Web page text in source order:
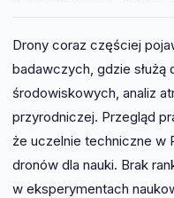
Drony coraz częściej
badawczych, gdzie służą
środowiskowych, analiz
przyrodniczej. Przegląd
że uczelnie techniczne w
dronów dla nauki. Brak
w eksperymentach